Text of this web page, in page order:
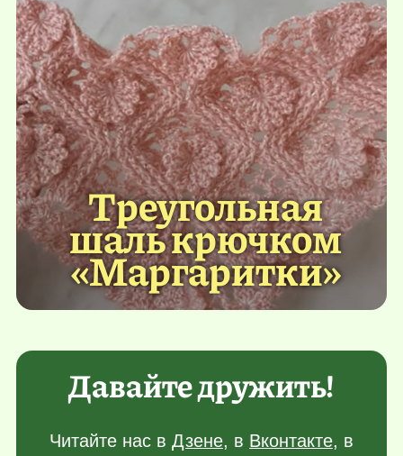
Треугольная
шаль крючком
«Маргаритки»
Давайте дружить!
Читайте нас в Дзене, в Вконтакте, в